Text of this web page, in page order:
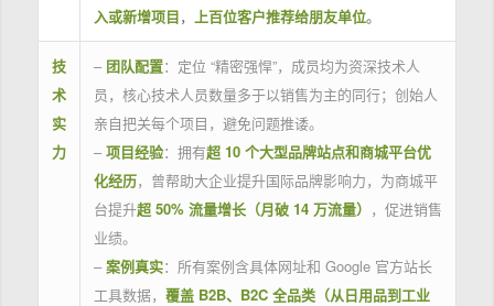
入或新增项目， 上百位客户推荐给朋友单位。
技
术
实
力
– 团队配置：定位 “精密强悍”，成员均为资深技术人
员，核心技术人员数量多于以销售为主的同行；创始人
亲自把关每个项目，避免问题推诿。
– 项目经验：拥有超 10 个大型品牌站点和商城平台优
化经历，曾帮助大企业提升国际品牌影响力，为商城平
台提升超 50% 流量增长（月破 14 万流量） ，促进销售
业绩。
– 案例真实：所有案例含具体网址和 Google 官方站长
工具数据， 覆盖 B2B、B2C 全品类（从日用品到工业